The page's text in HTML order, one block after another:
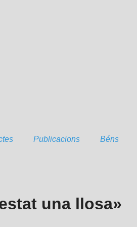
Publicacions Béns
una llosa»